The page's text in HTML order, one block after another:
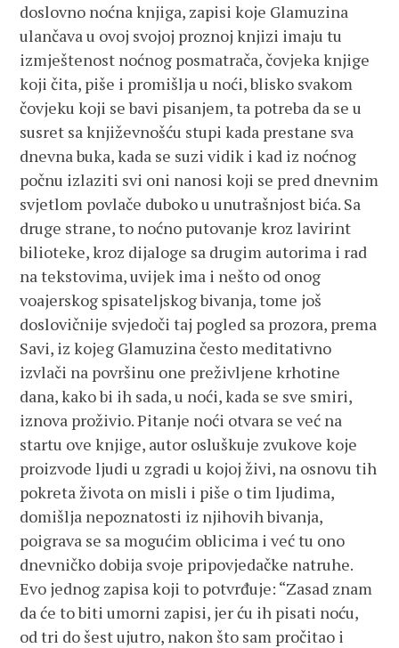
doslovno noćna knjiga, zapisi koje Glamuzina
ulančava u ovoj svojoj proznoj knjizi imaju tu
izmještenost noćnog posmatrača, čovjeka knjige
koji čita, piše i promišlja u noći, blisko svakom
čovjeku koji se bavi pisanjem, ta potreba da se u
susret sa književnošću stupi kada prestane sva
dnevna buka, kada se suzi vidik i kad iz noćnog
počnu izlaziti svi oni nanosi koji se pred dnevnim
svjetlom povlače duboko u unutrašnjost bića. Sa
druge strane, to noćno putovanje kroz lavirint
bilioteke, kroz dijaloge sa drugim autorima i rad
na tekstovima, uvijek ima i nešto od onog
voajerskog spisateljskog bivanja, tome još
doslovičnije svjedoči taj pogled sa prozora, prema
Savi, iz kojeg Glamuzina često meditativno
izvlači na površinu one preživljene krhotine
dana, kako bi ih sada, u noći, kada se sve smiri,
iznova proživio. Pitanje noći otvara se već na
startu ove knjige, autor osluškuje zvukove koje
proizvode ljudi u zgradi u kojoj živi, na osnovu tih
pokreta života on misli i piše o tim ljudima,
domišlja nepoznatosti iz njihovih bivanja,
poigrava se sa mogućim oblicima i već tu ono
dnevničko dobija svoje pripovjedačke natruhe.
Evo jednog zapisa koji to potvrđuje: “Zasad znam
da će to biti umorni zapisi, jer ću ih pisati noću,
od tri do šest ujutro, nakon što sam pročitao i